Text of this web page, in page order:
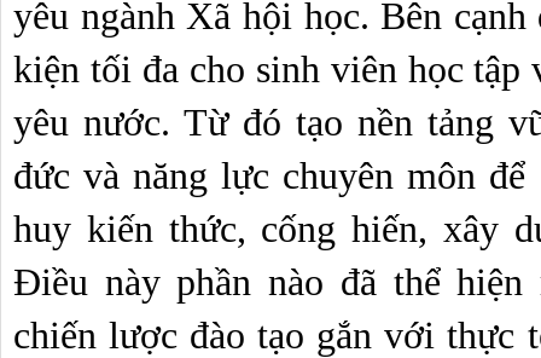
yêu ngành Xã hội học. Bên
kiện tối đa cho sinh viên học
yêu nước. Từ đó tạo nền tảng
đức và năng lực chuyên môn
huy kiến thức, cống hiến, xây
Điều này phần nào đã thể
chiến lược đào tạo gắn với thực